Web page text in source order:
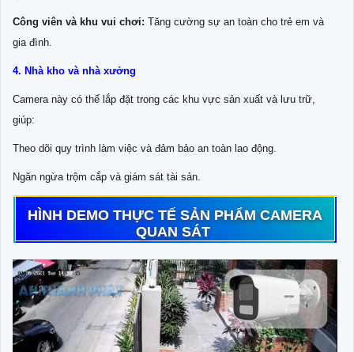
Công viên và khu vui chơi: Tăng cường sự an toàn cho trẻ em và
gia đình.
4. Nhà kho và nhà xưởng
Camera này có thể lắp đặt trong các khu vực sản xuất và lưu trữ,
giúp:
Theo dõi quy trình làm việc và đảm bảo an toàn lao động.
Ngăn ngừa trộm cắp và giám sát tài sản.
HÌNH DEMO THỰC TẾ SẢN PHẨM CAMERA
QUAN SÁT